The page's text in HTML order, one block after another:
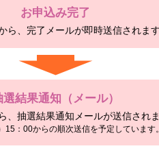
お申込み完了
ら、完了メールが即時送信されます
選結果通知（メール）
、抽選結果通知メールが送信されま
：00からの順次送信を予定しています。